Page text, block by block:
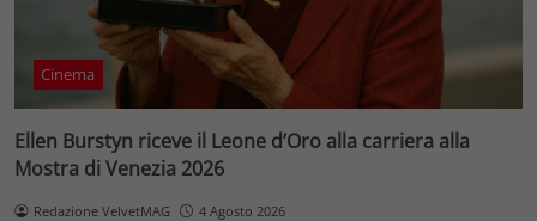
Cinema
Ellen Burstyn riceve il Leone d’Oro alla carriera alla
Mostra di Venezia 2026
Redazione VelvetMAG 4 Agosto 2026